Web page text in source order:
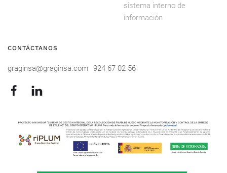
sistema interno de
información
CONTÁCTANOS
graginsa@graginsa.com 924 67 02 56